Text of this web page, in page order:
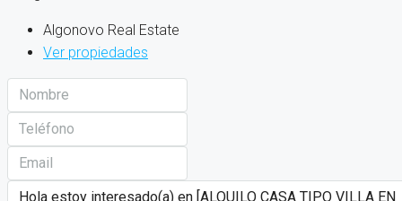
Algonovo Real Estate
Ver propiedades